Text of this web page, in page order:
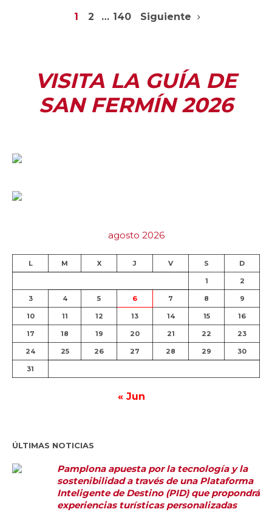
1 2 … 140 Siguiente
VISITA LA GUÍA DE
SAN FERMÍN 2026
agosto 2026
L M X J V S D
1 2
3 4 5 6 7 8 9
10 11 12 13 14 15 16
17 18 19 20 21 22 23
24 25 26 27 28 29 30
31
« Jun
ÚLTIMAS NOTICIAS
Pamplona apuesta por la tecnología y la
sostenibilidad a través de una Plataforma
Inteligente de Destino (PID) que propondrá
experiencias turísticas personalizadas